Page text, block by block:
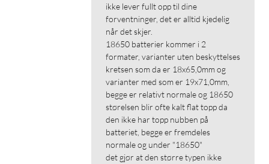
ikke lever fullt opp til dine
forventninger, det er alltid kjedelig
når det skjer.
18650 batterier kommer i 2
formater, varianter uten beskyttelses
kretsen som da er 18x65,0mm og
varianter med som er 19x71,0mm,
begge er relativt normale og 18650
størelsen blir ofte kalt flat topp da
den ikke har topp nubben på
batteriet, begge er fremdeles
normale og under "18650"
det gjør at den større typen ikke